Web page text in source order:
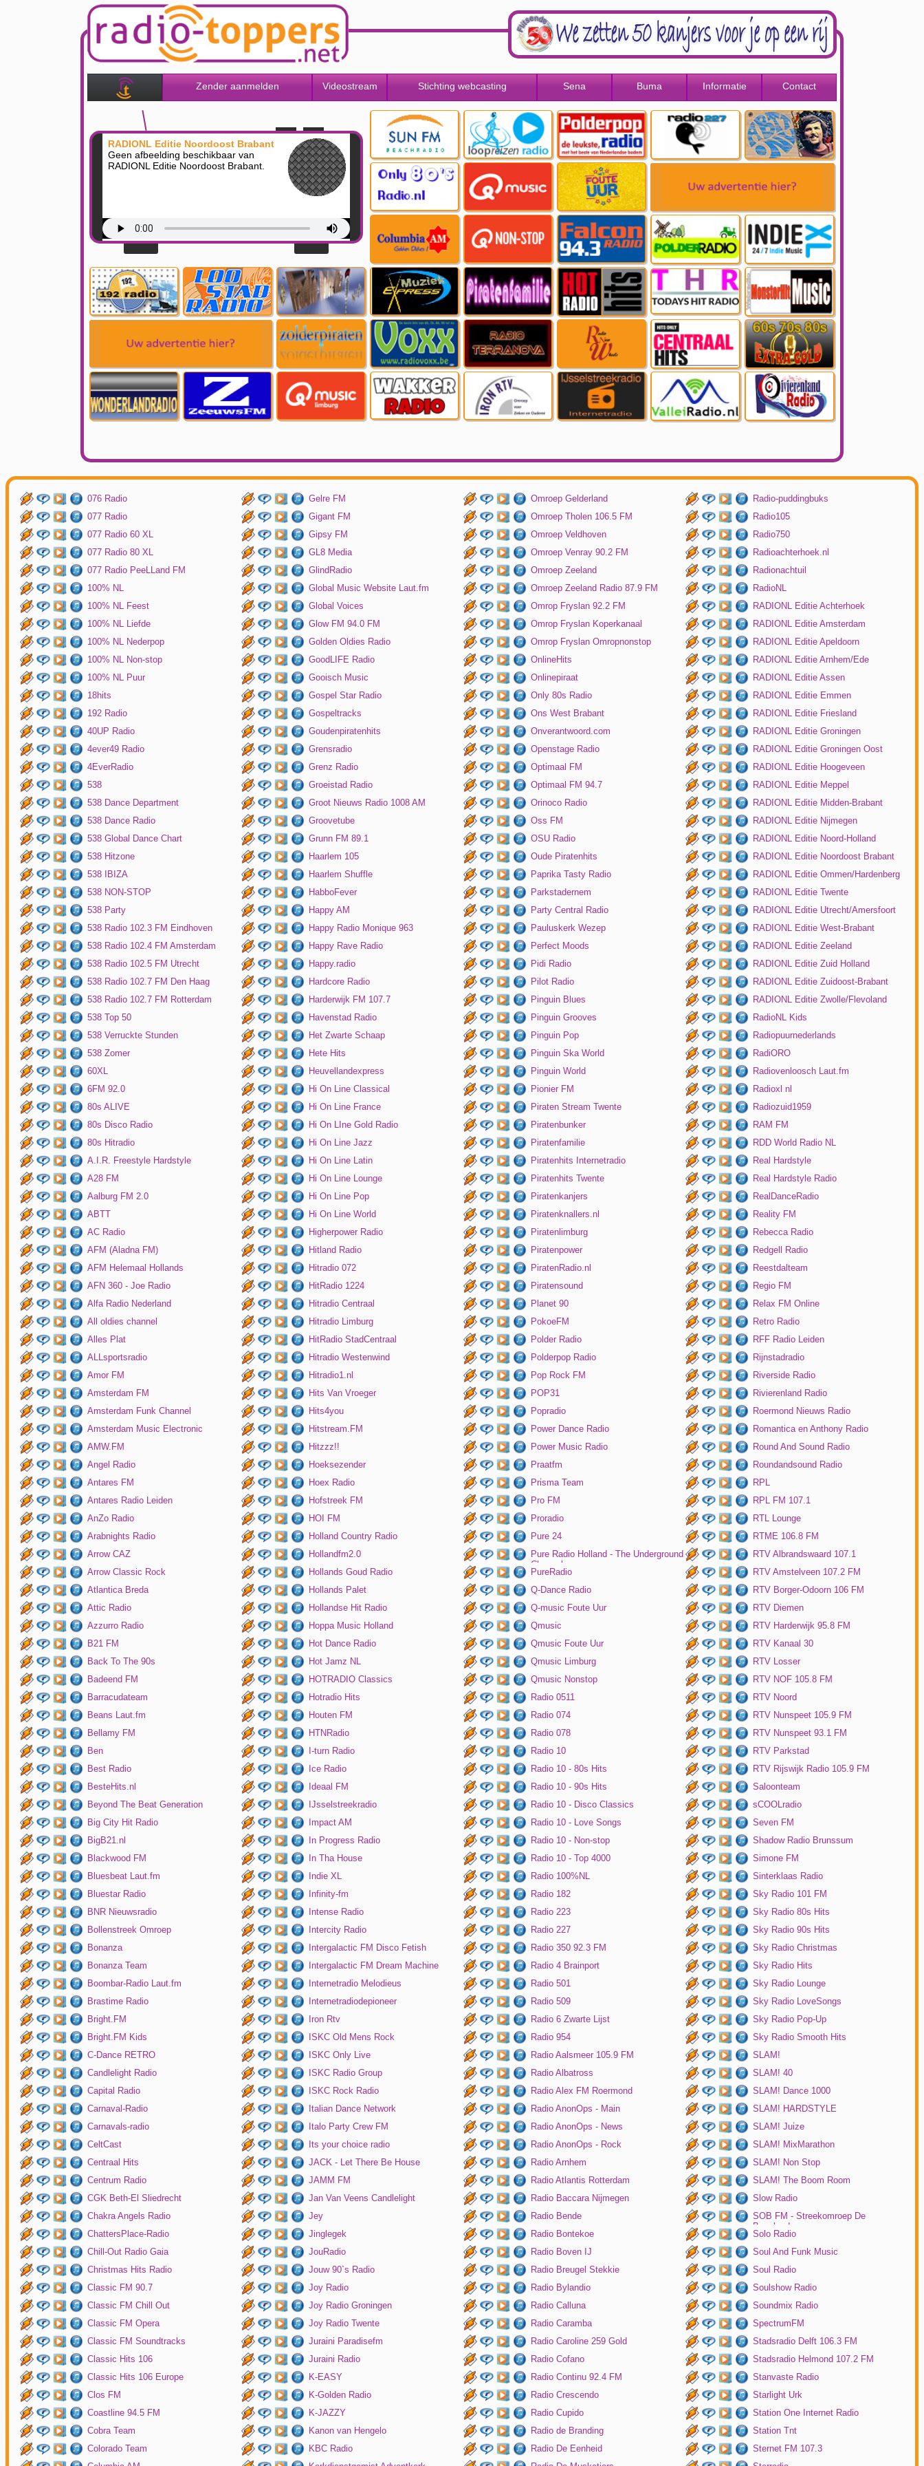
Zender aanmelden Videostream Stichting webcasting Sena Buma Informatie Contact
RADIONL Editie Noordoost Brabant
Geen afbeelding beschikbaar van
RADIONL Editie Noordoost Brabant.
076 Radio
077 Radio
077 Radio 60 XL
077 Radio 80 XL
077 Radio PeeLLand FM
100% NL
100% NL Feest
100% NL Liefde
100% NL Nederpop
100% NL Non-stop
100% NL Puur
18hits
192 Radio
40UP Radio
4ever49 Radio
4EverRadio
538
538 Dance Department
538 Dance Radio
538 Global Dance Chart
538 Hitzone
538 IBIZA
538 NON-STOP
538 Party
538 Radio 102.3 FM Eindhoven
538 Radio 102.4 FM Amsterdam
538 Radio 102.5 FM Utrecht
538 Radio 102.7 FM Den Haag
538 Radio 102.7 FM Rotterdam
538 Top 50
538 Verruckte Stunden
538 Zomer
60XL
6FM 92.0
80s ALIVE
80s Disco Radio
80s Hitradio
A.I.R. Freestyle Hardstyle
A28 FM
Aalburg FM 2.0
ABTT
AC Radio
AFM (Aladna FM)
AFM Helemaal Hollands
AFN 360 - Joe Radio
Alfa Radio Nederland
All oldies channel
Alles Plat
ALLsportsradio
Amor FM
Amsterdam FM
Amsterdam Funk Channel
Amsterdam Music Electronic
AMW.FM
Angel Radio
Antares FM
Antares Radio Leiden
AnZo Radio
Arabnights Radio
Arrow CAZ
Arrow Classic Rock
Atlantica Breda
Attic Radio
Azzurro Radio
B21 FM
Back To The 90s
Badeend FM
Barracudateam
Beans Laut.fm
Bellamy FM
Ben
Best Radio
BesteHits.nl
Beyond The Beat Generation
Big City Hit Radio
BigB21.nl
Blackwood FM
Bluesbeat Laut.fm
Bluestar Radio
BNR Nieuwsradio
Bollenstreek Omroep
Bonanza
Bonanza Team
Boombar-Radio Laut.fm
Brastime Radio
Bright.FM
Bright.FM Kids
C-Dance RETRO
Candlelight Radio
Capital Radio
Carnaval-Radio
Carnavals-radio
CeltCast
Centraal Hits
Centrum Radio
CGK Beth-El Sliedrecht
Chakra Angels Radio
ChattersPlace-Radio
Chill-Out Radio Gaia
Christmas Hits Radio
Classic FM 90.7
Classic FM Chill Out
Classic FM Opera
Classic FM Soundtracks
Classic Hits 106
Classic Hits 106 Europe
Clos FM
Coastline 94.5 FM
Cobra Team
Colorado Team
Gelre FM
Gigant FM
Gipsy FM
GL8 Media
GlindRadio
Global Music Website Laut.fm
Global Voices
Glow FM 94.0 FM
Golden Oldies Radio
GoodLIFE Radio
Gooisch Music
Gospel Star Radio
Gospeltracks
Goudenpiratenhits
Grensradio
Grenz Radio
Groeistad Radio
Groot Nieuws Radio 1008 AM
Groovetube
Grunn FM 89.1
Haarlem 105
Haarlem Shuffle
HabboFever
Happy AM
Happy Radio Monique 963
Happy Rave Radio
Happy.radio
Hardcore Radio
Harderwijk FM 107.7
Havenstad Radio
Het Zwarte Schaap
Hete Hits
Heuvellandexpress
Hi On Line Classical
Hi On Line France
Hi On LIne Gold Radio
Hi On Line Jazz
Hi On Line Latin
Hi On Line Lounge
Hi On Line Pop
Hi On Line World
Higherpower Radio
Hitland Radio
Hitradio 072
HitRadio 1224
Hitradio Centraal
Hitradio Limburg
HitRadio StadCentraal
Hitradio Westenwind
Hitradio1.nl
Hits Van Vroeger
Hits4you
Hitstream.FM
Hitzzz!!
Hoeksezender
Hoex Radio
Hofstreek FM
HOI FM
Holland Country Radio
Hollandfm2.0
Hollands Goud Radio
Hollands Palet
Hollandse Hit Radio
Hoppa Music Holland
Hot Dance Radio
Hot Jamz NL
HOTRADIO Classics
Hotradio Hits
Houten FM
HTNRadio
I-turn Radio
Ice Radio
Ideaal FM
IJsselstreekradio
Impact AM
In Progress Radio
In Tha House
Indie XL
Infinity-fm
Intense Radio
Intercity Radio
Intergalactic FM Disco Fetish
Intergalactic FM Dream Machine
Internetradio Melodieus
Internetradiodepioneer
Iron Rtv
ISKC Old Mens Rock
ISKC Only Live
ISKC Radio Group
ISKC Rock Radio
Italian Dance Network
Italo Party Crew FM
Its your choice radio
JACK - Let There Be House
JAMM FM
Jan Van Veens Candlelight
Jey
Jinglegek
JouRadio
Jouw 90`s Radio
Joy Radio
Joy Radio Groningen
Joy Radio Twente
Juraini Paradisefm
Juraini Radio
K-EASY
K-Golden Radio
K-JAZZY
Kanon van Hengelo
KBC Radio
Omroep Gelderland
Omroep Tholen 106.5 FM
Omroep Veldhoven
Omroep Venray 90.2 FM
Omroep Zeeland
Omroep Zeeland Radio 87.9 FM
Omrop Fryslan 92.2 FM
Omrop Fryslan Koperkanaal
Omrop Fryslan Omropnonstop
OnlineHits
Onlinepiraat
Only 80s Radio
Ons West Brabant
Onverantwoord.com
Openstage Radio
Optimaal FM
Optimaal FM 94.7
Orinoco Radio
Oss FM
OSU Radio
Oude Piratenhits
Paprika Tasty Radio
Parkstadernem
Party Central Radio
Pauluskerk Wezep
Perfect Moods
Pidi Radio
Pilot Radio
Pinguin Blues
Pinguin Grooves
Pinguin Pop
Pinguin Ska World
Pinguin World
Pionier FM
Piraten Stream Twente
Piratenbunker
Piratenfamilie
Piratenhits Internetradio
Piratenhits Twente
Piratenkanjers
Piratenknallers.nl
Piratenlimburg
Piratenpower
PiratenRadio.nl
Piratensound
Planet 90
PokoeFM
Polder Radio
Polderpop Radio
Pop Rock FM
POP31
Popradio
Power Dance Radio
Power Music Radio
Praatfm
Prisma Team
Pro FM
Proradio
Pure 24
Pure Radio Holland - The Underground
Channel
PureRadio
Q-Dance Radio
Q-music Foute Uur
Qmusic
Qmusic Foute Uur
Qmusic Limburg
Qmusic Nonstop
Radio 0511
Radio 074
Radio 078
Radio 10
Radio 10 - 80s Hits
Radio 10 - 90s Hits
Radio 10 - Disco Classics
Radio 10 - Love Songs
Radio 10 - Non-stop
Radio 10 - Top 4000
Radio 100%NL
Radio 182
Radio 223
Radio 227
Radio 350 92.3 FM
Radio 4 Brainport
Radio 501
Radio 509
Radio 6 Zwarte Lijst
Radio 954
Radio Aalsmeer 105.9 FM
Radio Albatross
Radio Alex FM Roermond
Radio AnonOps - Main
Radio AnonOps - News
Radio AnonOps - Rock
Radio Arnhem
Radio Atlantis Rotterdam
Radio Baccara Nijmegen
Radio Bende
Radio Bontekoe
Radio Boven IJ
Radio Breugel Stekkie
Radio Bylandio
Radio Calluna
Radio Caramba
Radio Caroline 259 Gold
Radio Cofano
Radio Continu 92.4 FM
Radio Crescendo
Radio Cupido
Radio de Branding
Radio De Eenheid
Radio-puddingbuks
Radio105
Radio750
Radioachterhoek.nl
Radionachtuil
RadioNL
RADIONL Editie Achterhoek
RADIONL Editie Amsterdam
RADIONL Editie Apeldoorn
RADIONL Editie Arnhem/Ede
RADIONL Editie Assen
RADIONL Editie Emmen
RADIONL Editie Friesland
RADIONL Editie Groningen
RADIONL Editie Groningen Oost
RADIONL Editie Hoogeveen
RADIONL Editie Meppel
RADIONL Editie Midden-Brabant
RADIONL Editie Nijmegen
RADIONL Editie Noord-Holland
RADIONL Editie Noordoost Brabant
RADIONL Editie Ommen/Hardenberg
RADIONL Editie Twente
RADIONL Editie Utrecht/Amersfoort
RADIONL Editie West-Brabant
RADIONL Editie Zeeland
RADIONL Editie Zuid Holland
RADIONL Editie Zuidoost-Brabant
RADIONL Editie Zwolle/Flevoland
RadioNL Kids
Radiopuurnederlands
RadiORO
Radiovenloosch Laut.fm
Radioxl nl
Radiozuid1959
RAM FM
RDD World Radio NL
Real Hardstyle
Real Hardstyle Radio
RealDanceRadio
Reality FM
Rebecca Radio
Redgell Radio
Reestdalteam
Regio FM
Relax FM Online
Retro Radio
RFF Radio Leiden
Rijnstadradio
Riverside Radio
Rivierenland Radio
Roermond Nieuws Radio
Romantica en Anthony Radio
Round And Sound Radio
Roundandsound Radio
RPL
RPL FM 107.1
RTL Lounge
RTME 106.8 FM
RTV Albrandswaard 107.1
RTV Amstelveen 107.2 FM
RTV Borger-Odoorn 106 FM
RTV Diemen
RTV Harderwijk 95.8 FM
RTV Kanaal 30
RTV Losser
RTV NOF 105.8 FM
RTV Noord
RTV Nunspeet 105.9 FM
RTV Nunspeet 93.1 FM
RTV Parkstad
RTV Rijswijk Radio 105.9 FM
Saloonteam
sCOOLradio
Seven FM
Shadow Radio Brunssum
Simone FM
Sinterklaas Radio
Sky Radio 101 FM
Sky Radio 80s Hits
Sky Radio 90s Hits
Sky Radio Christmas
Sky Radio Hits
Sky Radio Lounge
Sky Radio LoveSongs
Sky Radio Pop-Up
Sky Radio Smooth Hits
SLAM!
SLAM! 40
SLAM! Dance 1000
SLAM! HARDSTYLE
SLAM! Juize
SLAM! MixMarathon
SLAM! Non Stop
SLAM! The Boom Room
Slow Radio
SOB FM - Streekomroep De
Bevelanden
Solo Radio
Soul And Funk Music
Soul Radio
Soulshow Radio
Soundmix Radio
SpectrumFM
Stadsradio Delft 106.3 FM
Stadsradio Helmond 107.2 FM
Stanvaste Radio
Starlight Urk
Station One Internet Radio
Station Tnt
Sternet FM 107.3